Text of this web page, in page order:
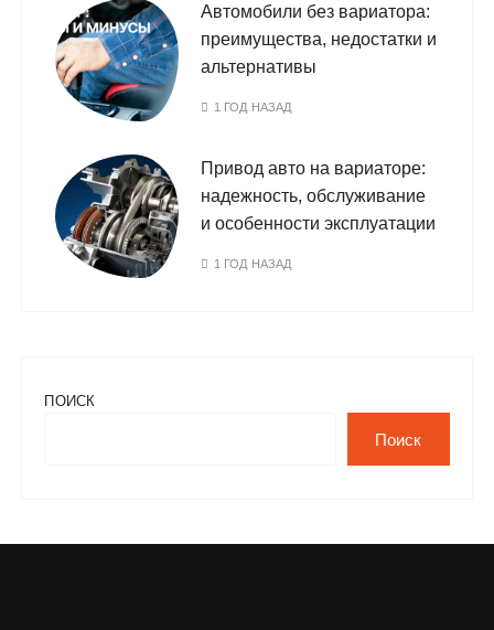
Автомобили без вариатора:
преимущества, недостатки и
альтернативы
1 ГОД НАЗАД
Привод авто на вариаторе:
надежность, обслуживание
и особенности эксплуатации
1 ГОД НАЗАД
ПОИСК
Поиск